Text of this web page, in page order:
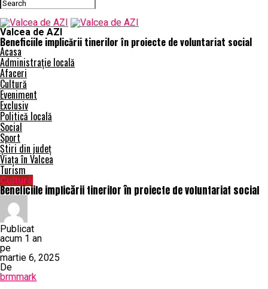
Valcea de AZI
Beneficiile implicării tinerilor în proiecte de voluntariat social
Acasa
Administrație locală
Afaceri
Cultură
Eveniment
Exclusiv
Politică locală
Social
Sport
Știri din județ
Viața în Valcea
Turism
Cultură
Beneficiile implicării tinerilor în proiecte de voluntariat social
Publicat
acum 1 an
pe
martie 6, 2025
De
brmmark